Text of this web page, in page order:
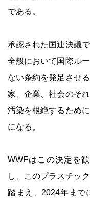
である。
承認された国連決議
全般において国際ル
ない条約を発足させ
家、企業、社会のそ
汚染を根絶するため
になる。
WWFはこの決定を
し、このプラスチッ
踏まえ、2024年まで